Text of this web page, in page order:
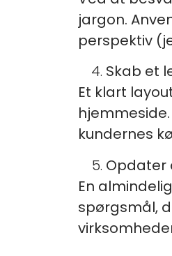
jargon.
perspektiv
Skab et
Et klart
kundernes
Opdater
En
spørgsmål,